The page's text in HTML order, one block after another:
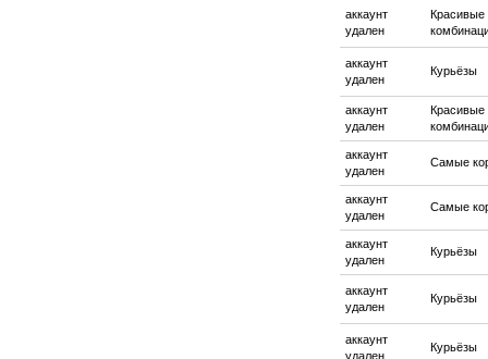
аккаунт
удален
Красивые
аккаунт
удален
Курьёзы
аккаунт
удален
Красивые
аккаунт
удален
Самые
аккаунт
удален
Самые
аккаунт
удален
Курьёзы
аккаунт
удален
Курьёзы
аккаунт
удален
Курьёзы